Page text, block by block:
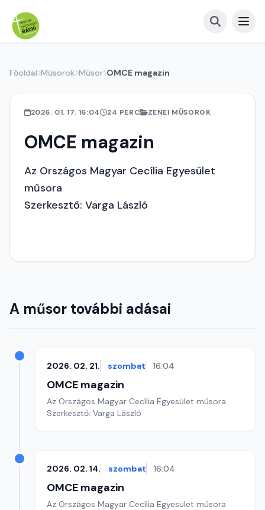
Főoldal Műsorok Műsor OMCE magazin
2026. 01. 17. 16:04 24 PERC ZENEI MŰSOROK
OMCE magazin
Az Országos Magyar Cecília Egyesület
műsora
Szerkesztő: Varga László
A műsor további adásai
2026. 02. 21. szombat 16:04
OMCE magazin
Az Országos Magyar Cecília Egyesület műsora
Szerkesztő: Varga László
2026. 02. 14. szombat 16:04
OMCE magazin
Az Országos Magyar Cecília Egyesület műsora